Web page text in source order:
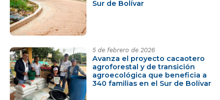
Sur de Bolívar
5 de febrero de 2026
Avanza el proyecto cacaotero
agroforestal y de transición
agroecológica que beneficia a
340 familias en el Sur de Bolívar